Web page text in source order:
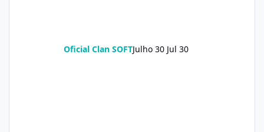
Oficial Clan SOFTJulho 30 Jul 30